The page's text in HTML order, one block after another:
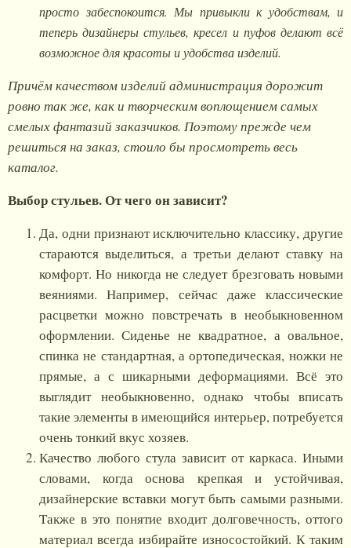
просто забеспокоится. Мы привыкли к удобствам, и
теперь дизайнеры стульев, кресел и пуфов делают всё
возможное для красоты и удобства изделий.
Причём качеством изделий администрация дорожит
ровно так же, как и творческим воплощением самых
смелых фантазий заказчиков. Поэтому прежде чем
решиться на заказ, стоило бы просмотреть весь
каталог.
Выбор стульев. От чего он зависит?
Да, одни признают исключительно классику, другие
стараются выделиться, а третьи делают ставку на
комфорт. Но никогда не следует брезговать новыми
веяниями. Например, сейчас даже классические
расцветки можно повстречать в необыкновенном
оформлении. Сиденье не квадратное, а овальное,
спинка не стандартная, а ортопедическая, ножки не
прямые, а с шикарными деформациями. Всё это
выглядит необыкновенно, однако чтобы вписать
такие элементы в имеющийся интерьер, потребуется
очень тонкий вкус хозяев.
Качество любого стула зависит от каркаса. Иными
словами, когда основа крепкая и устойчивая,
дизайнерские вставки могут быть самыми разными.
Также в это понятие входит долговечность, оттого
материал всегда избирайте износостойкий. К таким